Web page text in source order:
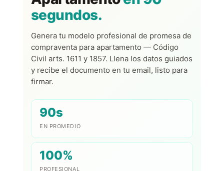
segundos.
Genera tu modelo profesional de promesa de
compraventa para apartamento — Código
Civil arts. 1611 y 1857. Llena los datos guiados
y recibe el documento en tu email, listo para
firmar.
90s
EN PROMEDIO
100%
PROFESIONAL